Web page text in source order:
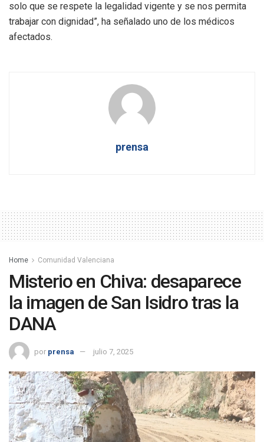
solo que se respete la legalidad vigente y se nos permita
trabajar con dignidad”, ha señalado uno de los médicos
afectados.
prensa
Home Comunidad Valenciana
Misterio en Chiva: desaparece
la imagen de San Isidro tras la
DANA
por prensa julio 7, 2025